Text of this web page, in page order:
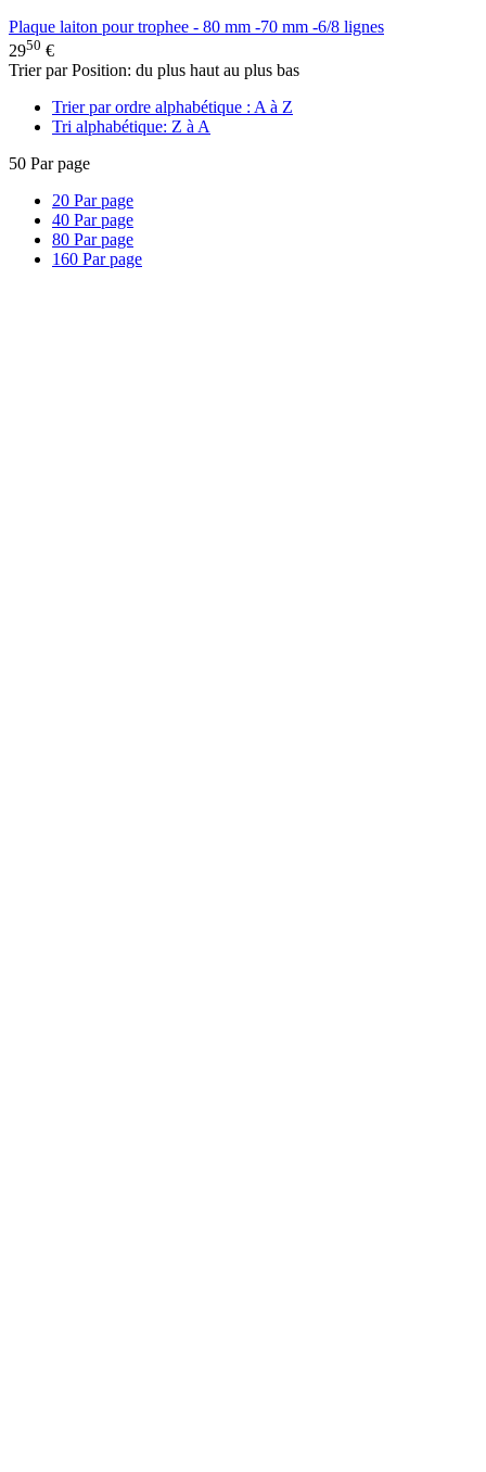
Plaque laiton pour trophee - 80 mm -70 mm -6/8 lignes
2950 €
Trier par Position: du plus haut au plus bas
Trier par ordre alphabétique : A à Z
Tri alphabétique: Z à A
50 Par page
20 Par page
40 Par page
80 Par page
160 Par page